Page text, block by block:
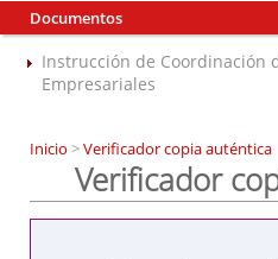
Documentos
Instrucción de Coordinación
Empresariales
Inicio >Verificador copia auténtica
Verificador